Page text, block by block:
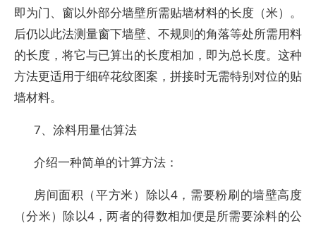
即为门、窗以外部分墙壁所需贴墙材料的长度（米）。
后仍以此法测量窗下墙壁、不规则的角落等处所需用料
的长度，将它与已算出的长度相加，即为总长度。这种
方法更适用于细碎花纹图案，拼接时无需特别对位的贴
墙材料。
7、涂料用量估算法
介绍一种简单的计算方法：
房间面积（平方米）除以4，需要粉刷的墙壁高度
（分米）除以4，两者的得数相加便是所需要涂料的公